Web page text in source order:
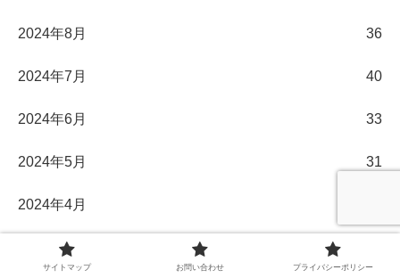
2024年8月 36
2024年7月 40
2024年6月 33
2024年5月 31
2024年4月
2024年3月
サイトマップ お問い合わせ プライバシーポリシー